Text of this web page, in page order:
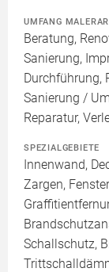
UMFANG
Beratung,
Sanierung,
Durchführung,
Sanierung /
Reparatur,
SPEZIALGEBIETE
Innenwand,
Zargen,
Schallschutz,